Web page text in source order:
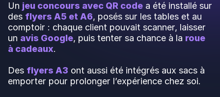
Un jeu concours avec QR code a été installé sur
des flyers A5 et A6, posés sur les tables et au
comptoir : chaque client pouvait scanner, laisser
un avis Google, puis tenter sa chance à la roue
à cadeaux.
Des flyers A3 ont aussi été intégrés aux sacs à
emporter pour prolonger l’expérience chez soi.